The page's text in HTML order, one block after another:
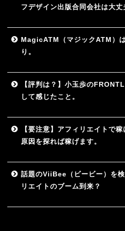
フデザイン出版合同会社は大丈
MagicATM（マジックATM）
り。
【評判は？】小玉歩の
して感じたこと。
【要注意】アフィリエイトで
原因を探れば稼げます。
話題のViiBee（ビービー）を
リエイトのブーム到来？